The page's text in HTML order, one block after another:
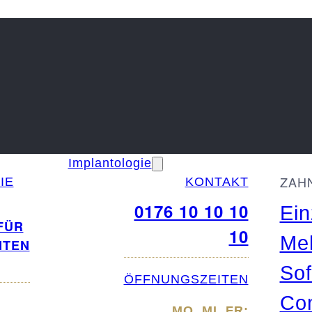
Implantologie
KONTAKT
0176 10 10 10
10
ÖFFNUNGSZEITEN